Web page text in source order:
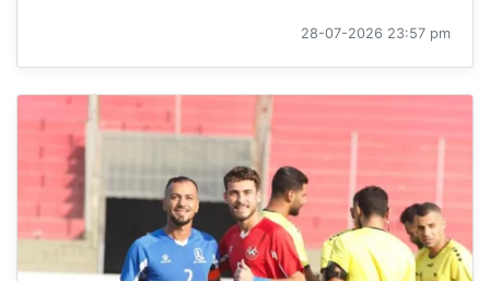
28-07-2026 23:57 pm